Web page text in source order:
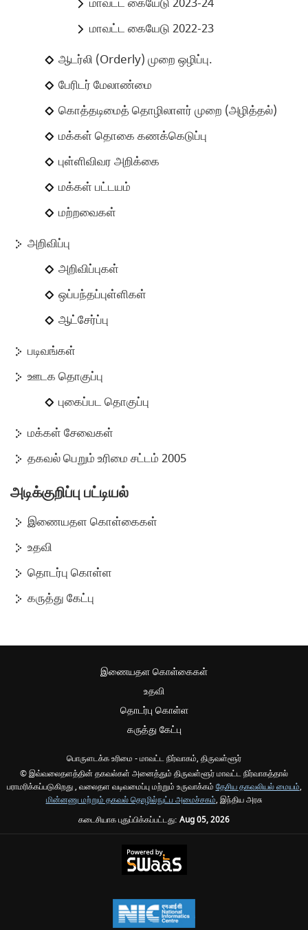
மாவட்ட கையேடு 2022-23
ஆடர்லி (Orderly) முறை ஒழிப்பு.
பேரிடர் மேலாண்மை
கொத்தடிமைத் தொழிலாளர் முறை (அழித்தல்)
மக்கள் தொகை கணக்கெடுப்பு
புள்ளிவிவர அறிக்கை
மக்கள் பட்டயம்
மற்றவைகள்
அறிவிப்பு
அறிவிப்புகள்
ஒப்பந்தப்புள்ளிகள்
ஆட்சேர்ப்பு
படிவங்கள்
ஊடக தொகுப்பு
புகைப்பட தொகுப்பு
மக்கள் சேவைகள்
தகவல் பெறும் உரிமை சட்டம் 2005
அடிக்குறிப்பு பட்டியல்
இணையதள கொள்கைகள்
உதவி
தொடர்பு கொள்ள
கருத்து கேட்பு
இணையதள கொள்கைகள்
உதவி
தொடர்பு கொள்ள
கருத்து கேட்பு
பொருளடக்க உரிமை - மாவட்ட நிர்வாகம், திருவள்ளூர்
© இவ்வலைதளத்தின் தகவல்கள் அனைத்தும் திருவள்ளூர் மாவட்ட நிர்வாகத்தால்
பராமரிக்கப்படுகிறது , வலைதள வடிவமைப்பு மற்றும் உருவாக்கம் தேசிய தகவலியல் மையம்,
மின்னணு மற்றும் தகவல் தொழில்நுட்ப அமைச்சகம், இந்திய அரசு
கடைசியாக புதுப்பிக்கப்பட்டது: Aug 05, 2026